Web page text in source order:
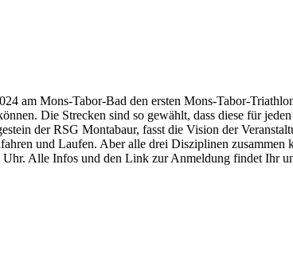
am Mons-Tabor-Bad den ersten Mons-Tabor-
Die Strecken sind so gewählt, dass diese für
der RSG Montabaur, fasst die Vision der
und Laufen. Aber alle drei Disziplinen
Alle Infos und den Link zur Anmeldung findet Ihr